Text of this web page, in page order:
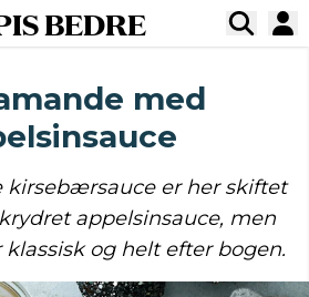
BEDRE
med
kirsebærsauce er her skiftet
appelsinsauce, men
og helt efter bogen.